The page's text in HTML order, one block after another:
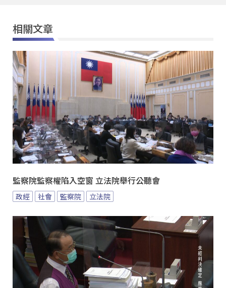
相關文章
監察院監察權陷入空窗 立法院舉行公聽會
政經 社會 監察院 立法院